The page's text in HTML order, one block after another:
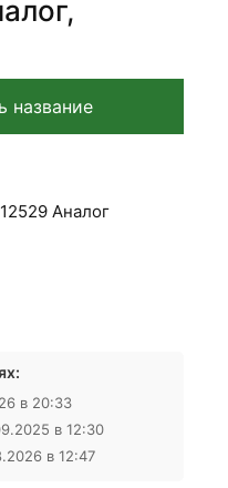
название
Аналог
в 20:33
в 12:30
в 12:47